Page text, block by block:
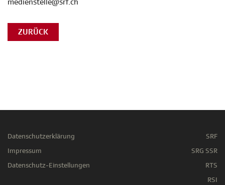
ZURÜCK
Datenschutzerklärung
Impressum
Datenschutz-Einstellungen
SRF
SRG SSR
RTS
RSI